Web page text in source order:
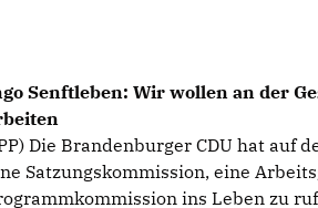
Senftleben: Wir wollen an der
Die Brandenburger CDU hat auf
Satzungskommission, eine
ins Leben zu